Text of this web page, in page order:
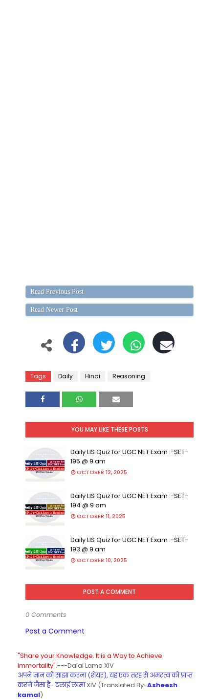
Read Previous Post
Read Newer Post
Tags Daily Hindi Reasoning
YOU MAY LIKE THESE POSTS
Daily LIS Quiz for UGC NET Exam :-SET-
195 @ 9 am
OCTOBER 12, 2025
Daily LIS Quiz for UGC NET Exam :-SET-
194 @ 9 am
OCTOBER 11, 2025
Daily LIS Quiz for UGC NET Exam :-SET-
193 @ 9 am
OCTOBER 10, 2025
POST A COMMENT
0 Comments
Post a Comment
"Share your Knowledge. It is a Way to Achieve
Immortality".---Dalai Lama XIV
अपने ज्ञान को साझा करना (शेयर), यह एक तरह से अमरत्व को प्राप्त
करने जैसा है- दलाई लामाXIV (Translated By-Asheesh
kamal)